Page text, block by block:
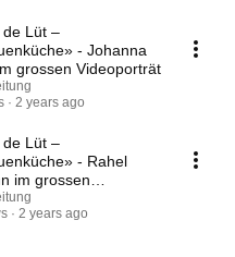
Lüt –
- Johanna
grossen Videoporträt
2 years ago
Lüt –
- Rahel
im grossen
2 years ago